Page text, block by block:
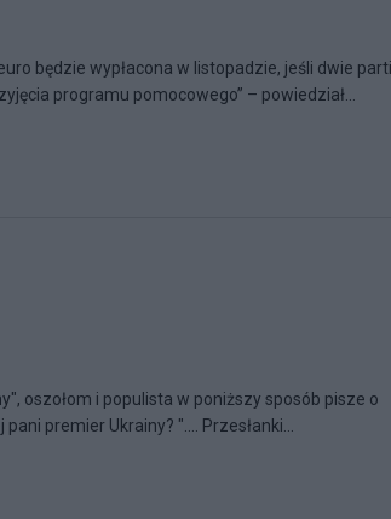
będzie wypłacona w listopadzie, jeśli dwie
programu pomocowego” – powiedział...
oszołom i populista w poniższy sposób pisze o
premier Ukrainy? ".... Przesłanki...